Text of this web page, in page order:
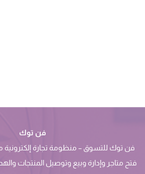
فن توك
فن توك للتسوق – منظومة تجارة إلكترونية
فتح متاجر وإدارة وبيع وتوصيل المنتجات